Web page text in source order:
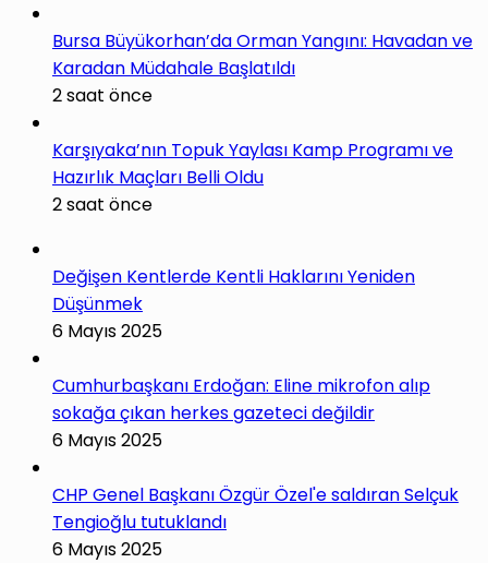
Bursa Büyükorhan’da Orman Yangını: Havadan ve
Karadan Müdahale Başlatıldı
2 saat önce
Karşıyaka’nın Topuk Yaylası Kamp Programı ve
Hazırlık Maçları Belli Oldu
2 saat önce
Değişen Kentlerde Kentli Haklarını Yeniden
Düşünmek
6 Mayıs 2025
Cumhurbaşkanı Erdoğan: Eline mikrofon alıp
sokağa çıkan herkes gazeteci değildir
6 Mayıs 2025
CHP Genel Başkanı Özgür Özel'e saldıran Selçuk
Tengioğlu tutuklandı
6 Mayıs 2025